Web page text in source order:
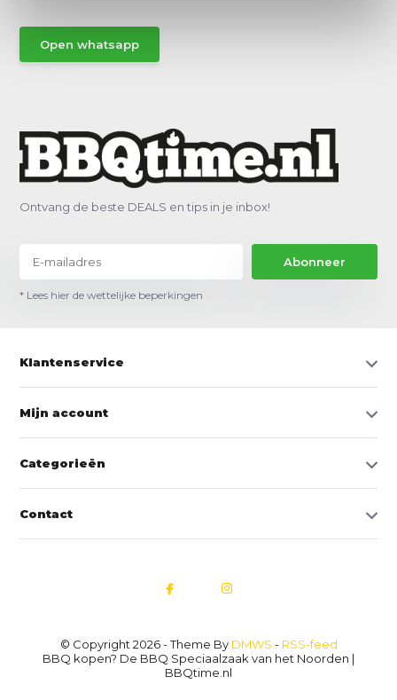
Open whatsapp
Ontvang de beste DEALS en tips in je inbox!
Abonneer
* Lees hier de wettelijke beperkingen
Klantenservice
Mijn account
Categorieën
Contact
© Copyright 2026 - Theme By DMWS - RSS-feed
BBQ kopen? De BBQ Speciaalzaak van het Noorden |
BBQtime.nl